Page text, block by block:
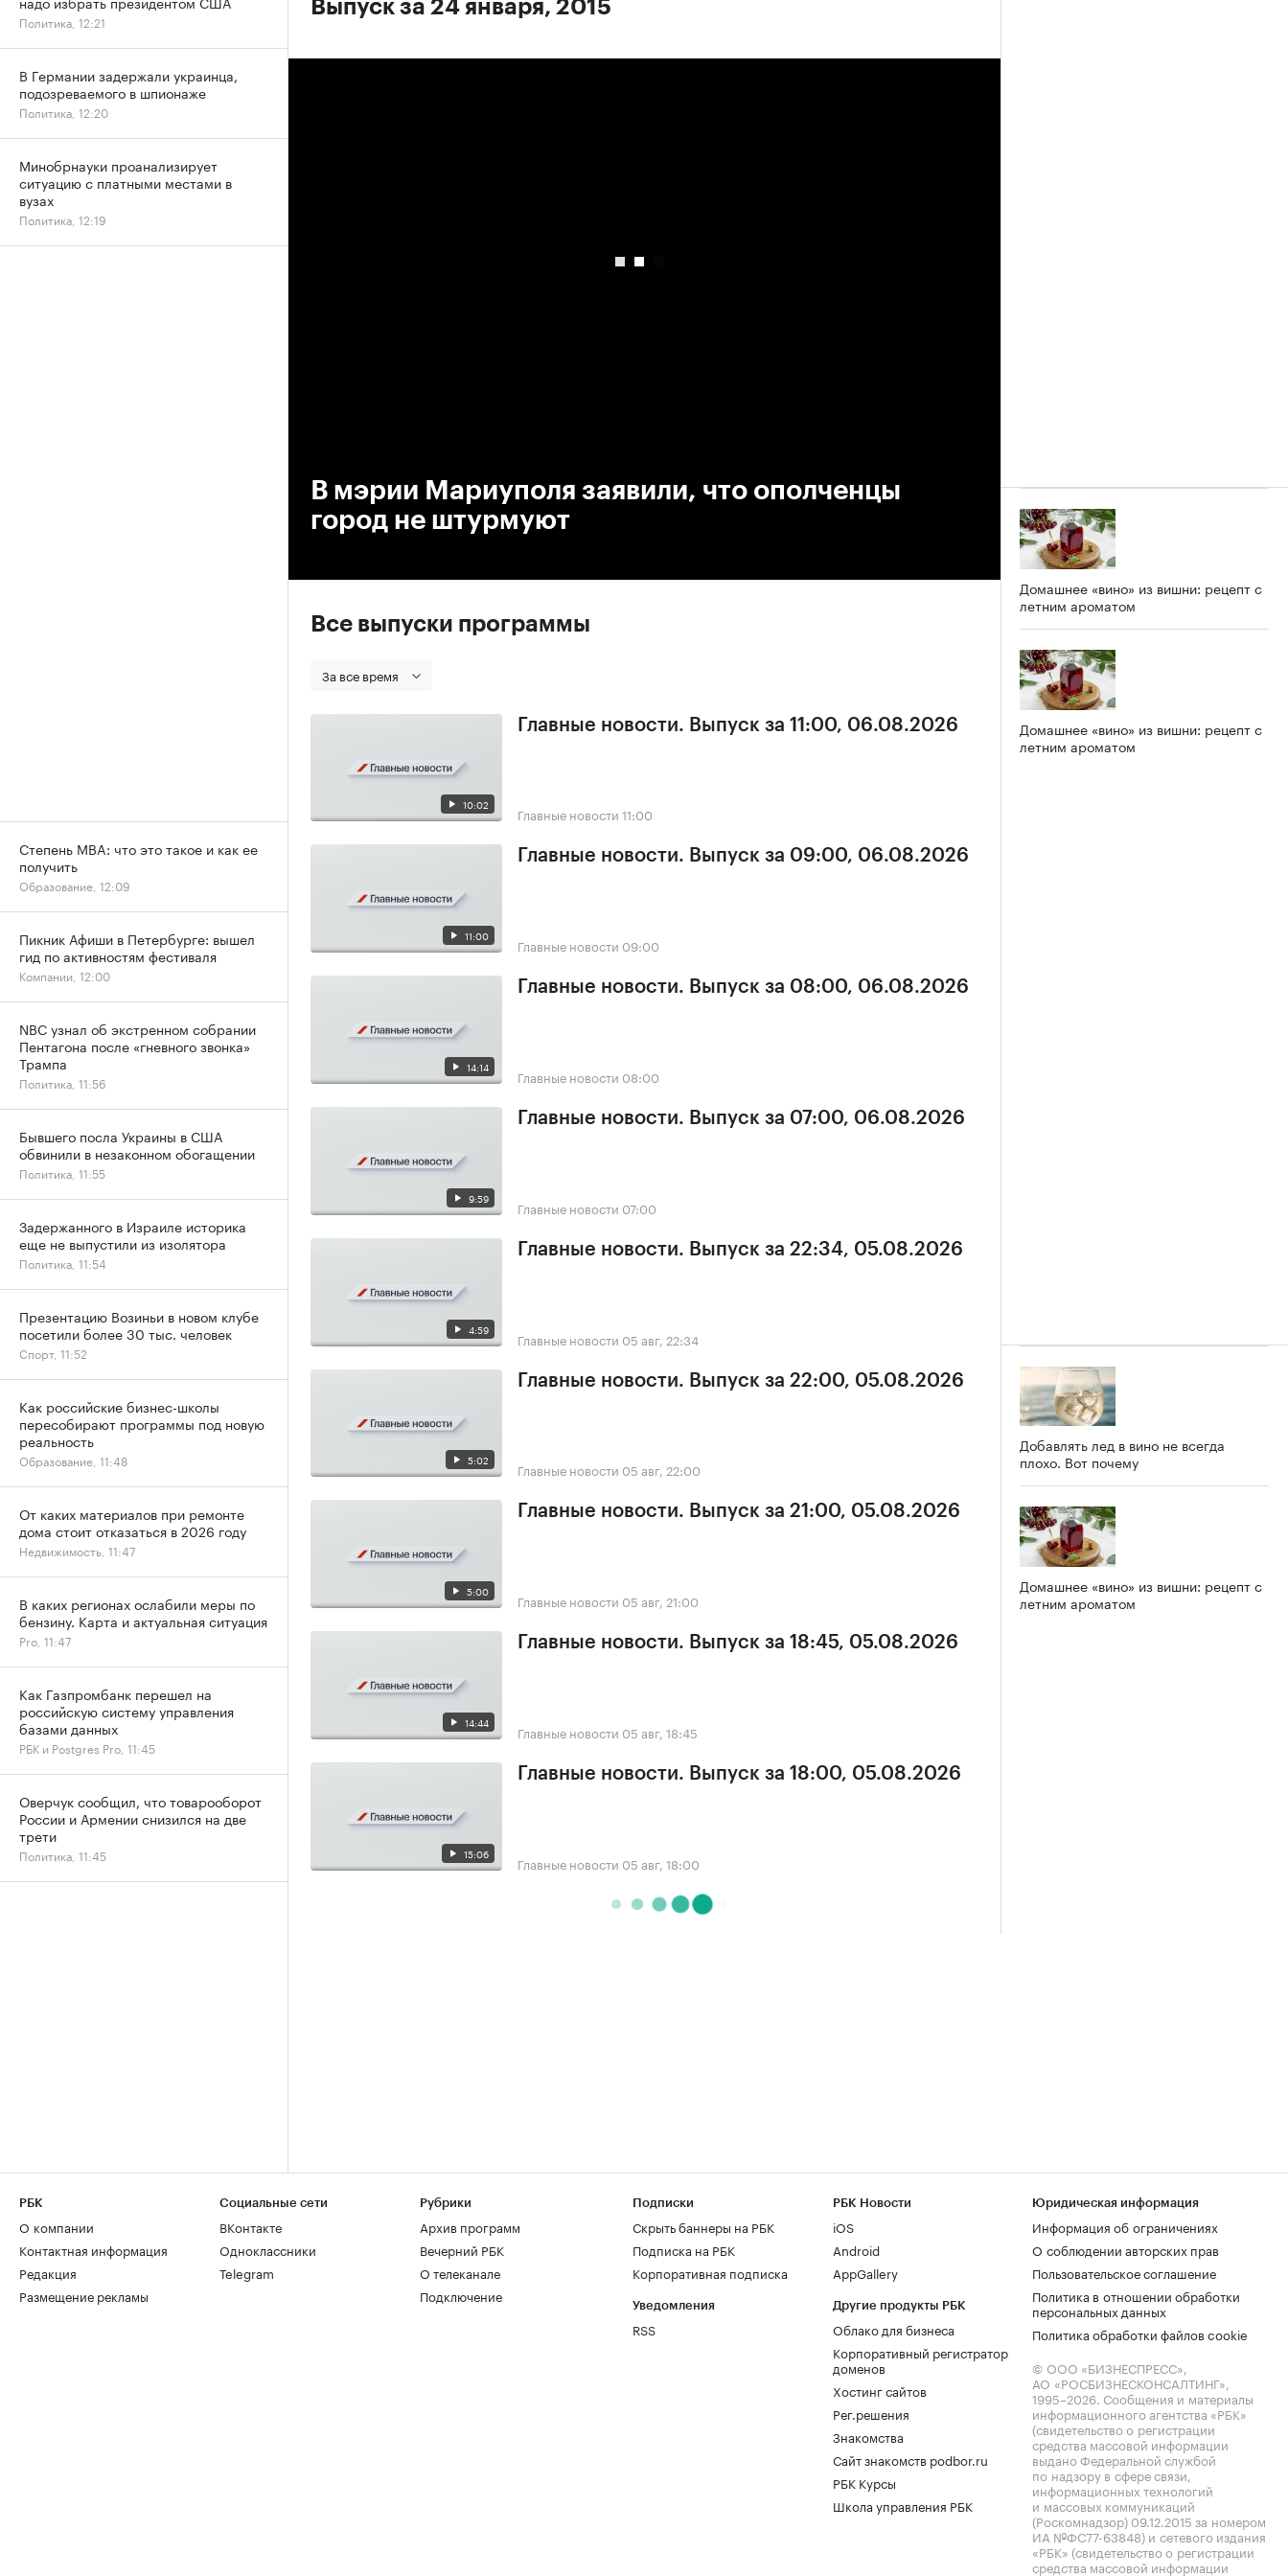
Выпуск за 24 января, 2015
В мэрии Мариуполя заявили, что ополченцы
город не штурмуют
Все выпуски программы
За все время
10:02
Главные новости. Выпуск за 11:00, 06.08.2026
Главные новости 11:00
11:00
Главные новости. Выпуск за 09:00, 06.08.2026
Главные новости 09:00
14:14
Главные новости. Выпуск за 08:00, 06.08.2026
Главные новости 08:00
9:59
Главные новости. Выпуск за 07:00, 06.08.2026
Главные новости 07:00
4:59
Главные новости. Выпуск за 22:34, 05.08.2026
Главные новости 05 авг, 22:34
5:02
Главные новости. Выпуск за 22:00, 05.08.2026
Главные новости 05 авг, 22:00
5:00
Главные новости. Выпуск за 21:00, 05.08.2026
Главные новости 05 авг, 21:00
14:44
Главные новости. Выпуск за 18:45, 05.08.2026
Главные новости 05 авг, 18:45
15:06
Главные новости. Выпуск за 18:00, 05.08.2026
Главные новости 05 авг, 18:00
Домашнее «вино» из вишни: рецепт с
летним ароматом
Домашнее «вино» из вишни: рецепт с
летним ароматом
Добавлять лед в вино не всегда
плохо. Вот почему
Домашнее «вино» из вишни: рецепт с
летним ароматом
Политика, 12:21
В Германии задержали украинца,
подозреваемого в шпионаже
Политика, 12:20
Минобрнауки проанализирует
ситуацию с платными местами в
вузах
Политика, 12:19
Степень MBA: что это такое и как ее
получить
Образование, 12:09
Пикник Афиши в Петербурге: вышел
гид по активностям фестиваля
Компании, 12:00
NBC узнал об экстренном собрании
Пентагона после «гневного звонка»
Трампа
Политика, 11:56
Бывшего посла Украины в США
обвинили в незаконном обогащении
Политика, 11:55
Задержанного в Израиле историка
еще не выпустили из изолятора
Политика, 11:54
Презентацию Возиньи в новом клубе
посетили более 30 тыс. человек
Спорт, 11:52
Как российские бизнес-школы
пересобирают программы под новую
реальность
Образование, 11:48
От каких материалов при ремонте
дома стоит отказаться в 2026 году
Недвижимость, 11:47
В каких регионах ослабили меры по
бензину. Карта и актуальная ситуация
Pro, 11:47
Как Газпромбанк перешел на
российскую систему управления
базами данных
РБК и Postgres Pro, 11:45
Оверчук сообщил, что товарооборот
России и Армении снизился на две
трети
Политика, 11:45
РБК
О компании
Контактная информация
Редакция
Размещение рекламы
Социальные сети
ВКонтакте
Одноклассники
Telegram
Рубрики
Архив программ
Вечерний РБК
О телеканале
Подключение
Подписки
Скрыть баннеры на РБК
Подписка на РБК
Корпоративная подписка
Уведомления
RSS
РБК Новости
iOS
Android
AppGallery
Другие продукты РБК
Облако для бизнеса
Корпоративный регистратор
доменов
Хостинг сайтов
Рег.решения
Знакомства
Сайт знакомств podbor.ru
РБК Курсы
Школа управления РБК
Юридическая информация
Информация об ограничениях
О соблюдении авторских прав
Пользовательское соглашение
Политика в отношении обработки
персональных данных
Политика обработки файлов cookie
© ООО «БИЗНЕСПРЕСС»,
АО «РОСБИЗНЕСКОНСАЛТИНГ»,
1995–2026. Сообщения и материалы
информационного агентства «РБК»
(свидетельство о регистрации
средства массовой информации
выдано Федеральной службой
по надзору в сфере связи,
информационных технологий
и массовых коммуникаций
(Роскомнадзор) 09.12.2015 за номером
ИА №ФС77-63848) и сетевого издания
«РБК» (свидетельство о регистрации
средства массовой информации